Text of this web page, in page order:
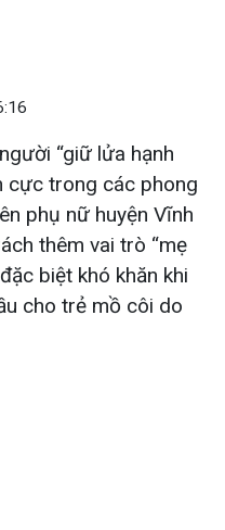
“giữ lửa hạnh
cực trong các phong
phụ nữ huyện Vĩnh
thêm vai trò “mẹ
biệt khó khăn khi
cho trẻ mồ côi do